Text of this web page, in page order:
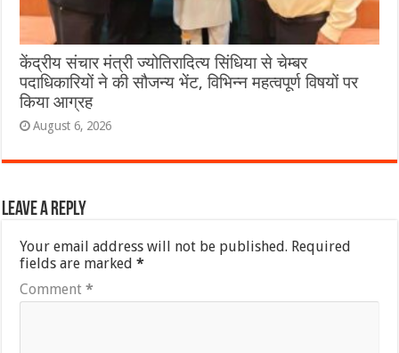
केंद्रीय संचार मंत्री ज्योतिरादित्य सिंधिया से चेम्बर
पदाधिकारियों ने की सौजन्य भेंट, विभिन्न महत्वपूर्ण विषयों पर
किया आग्रह
August 6, 2026
Leave a Reply
Your email address will not be published. Required
fields are marked*
Comment*